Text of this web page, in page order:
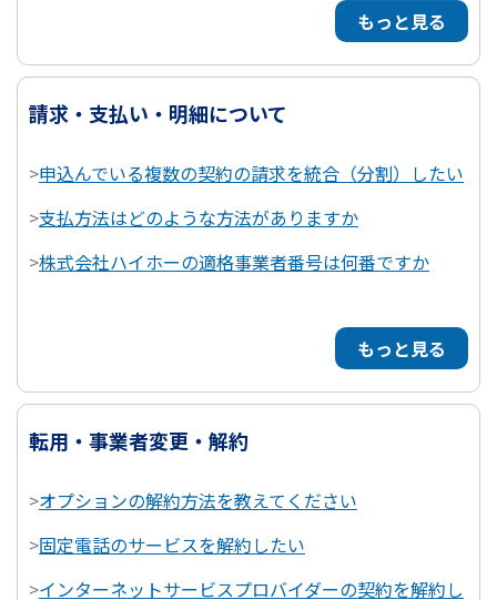
もっと見る
請求・支払い・明細について
>申込んでいる複数の契約の請求を統合（分割）したい
>支払方法はどのような方法がありますか
>株式会社ハイホーの適格事業者番号は何番ですか
もっと見る
転用・事業者変更・解約
>オプションの解約方法を教えてください
>固定電話のサービスを解約したい
>インターネットサービスプロバイダーの契約を解約し